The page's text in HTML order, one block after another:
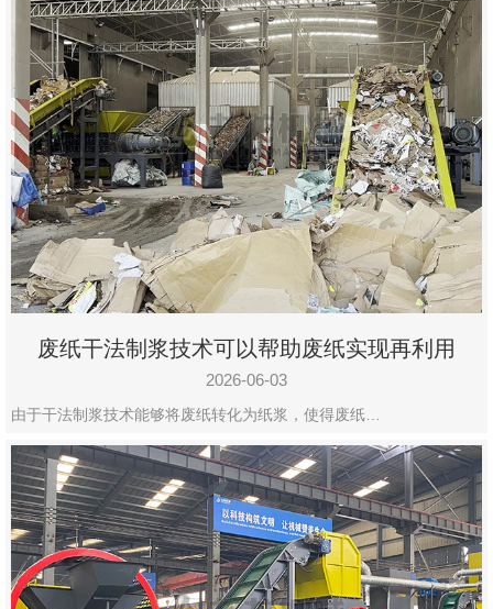
废纸干法制浆技术可以帮助废纸实现再利用
2026-06-03
由于干法制浆技术能够将废纸转化为纸浆，使得废纸…